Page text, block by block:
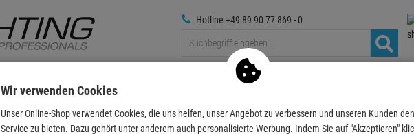
Hotline +49 89 90 77 869 - 0
Medientechnik
Zubehör Stromverteiler & Splittboxen Mit 32A CEE Eingang 32A CEE Verteiler für Rackmontage
Wir verwenden Cookies
Unser Online-Shop verwendet Cookies, die uns helfen, unser Angebot zu verbessern und unseren Kunden
Service zu bieten. Dazu gehört unter anderem auch personalisierte Werbung. Indem Sie auf "Akzeptieren"